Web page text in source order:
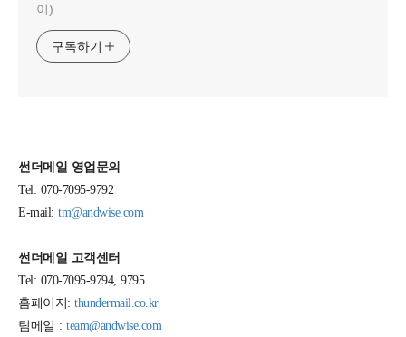
이)
구독하기
썬더메일 영업문의
Tel: 070-7095-9792
E-mail: tm@andwise.com
썬더메일 고객센터
Tel: 070-7095-9794, 9795
홈페이지: thundermail.co.kr
팀메일 : team@andwise.com